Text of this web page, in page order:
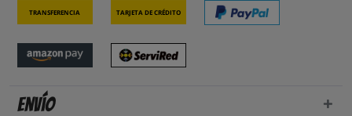
Transferencia Tarjeta de crédito
Envío